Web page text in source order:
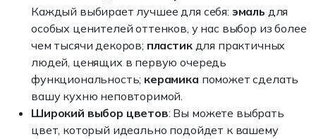
Каждый выбирает лучшее для себя: эмаль для
особых ценителей оттенков, у нас выбор из более
чем тысячи декоров; пластик для практичных
людей, ценящих в первую очередь
функциональность; керамика поможет сделать
вашу кухню неповторимой.
Широкий выбор цветов: Вы можете выбрать
цвет, который идеально подойдет к вашему